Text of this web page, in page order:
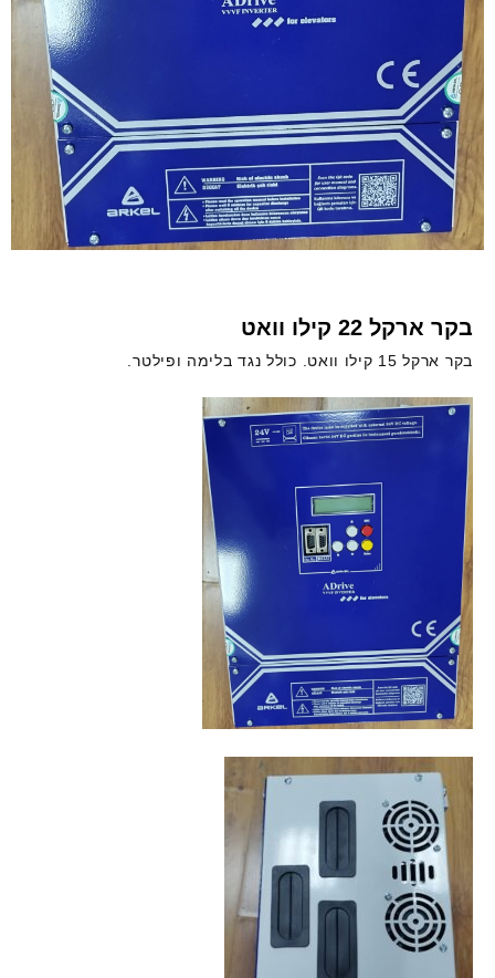
בקר ארקל 22 קילו וואט
בקר ארקל 15 קילו וואט. כולל נגד בלימה ופילטר.